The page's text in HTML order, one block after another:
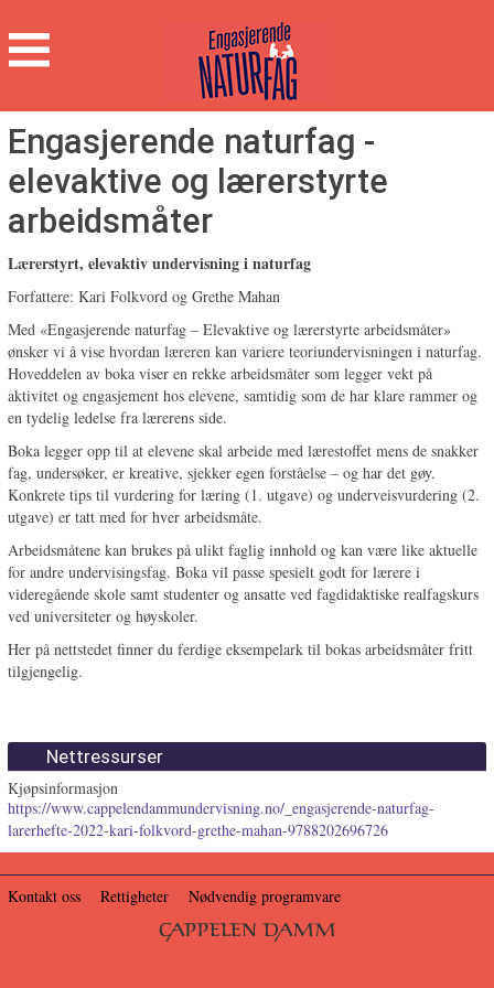
Hovedmeny
Naturfag
Engasjerende naturfag -
elevaktive og lærerstyrte
arbeidsmåter
Lærerstyrt, elevaktiv undervisning i naturfag
Forfattere: Kari Folkvord og Grethe Mahan
Med «Engasjerende naturfag – Elevaktive og lærerstyrte arbeidsmåter»
ønsker vi å vise hvordan læreren kan variere teoriundervisningen i naturfag.
Hoveddelen av boka viser en rekke arbeidsmåter som legger vekt på
aktivitet og engasjement hos elevene, samtidig som de har klare rammer og
en tydelig ledelse fra lærerens side.
Boka legger opp til at elevene skal arbeide med lærestoffet mens de snakker
fag, undersøker, er kreative, sjekker egen forståelse – og har det gøy.
Konkrete tips til vurdering for læring (1. utgave) og underveisvurdering (2.
utgave) er tatt med for hver arbeidsmåte.
Arbeidsmåtene kan brukes på ulikt faglig innhold og kan være like aktuelle
for andre undervisingsfag. Boka vil passe spesielt godt for lærere i
videregående skole samt studenter og ansatte ved fagdidaktiske realfagskurs
ved universiteter og høyskoler.
Her på nettstedet finner du ferdige eksempelark til bokas arbeidsmåter fritt
tilgjengelig.
Nettressurser
Kjøpsinformasjon
https://www.cappelendammundervisning.no/_engasjerende-naturfag-
larerhefte-2022-kari-folkvord-grethe-mahan-9788202696726
Kontakt oss Rettigheter Nødvendig programvare